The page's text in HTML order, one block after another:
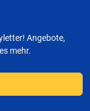
Angebote,
mehr.